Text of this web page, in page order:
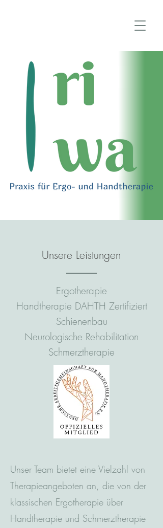
Unsere Leistungen
Ergotherapie
Handtherapie DAHTH Zertifiziert
Schienenbau
Neurologische Rehabilitation
Schmerztherapie
Unser Team bietet eine Vielzahl von
Therapieangeboten an, die von der
klassischen Ergotherapie über
Handtherapie und Schmerztherapie